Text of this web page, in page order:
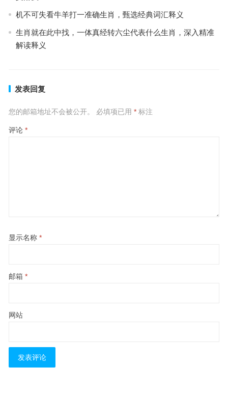
机不可失看牛羊打一准确生肖，甄选经典词汇释义
生肖就在此中找，一体真经转六尘代表什么生肖，深入精准
解读释义
发表回复
您的邮箱地址不会被公开。 必填项已用 *标注
评论 *
显示名称 *
邮箱 *
网站